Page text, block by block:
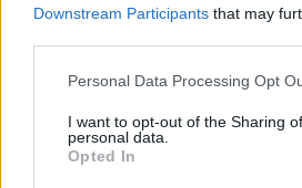
Downstream Participants that may
Personal Data Processing Opt
I want to opt-out of the Sharing
personal data.
Opted In